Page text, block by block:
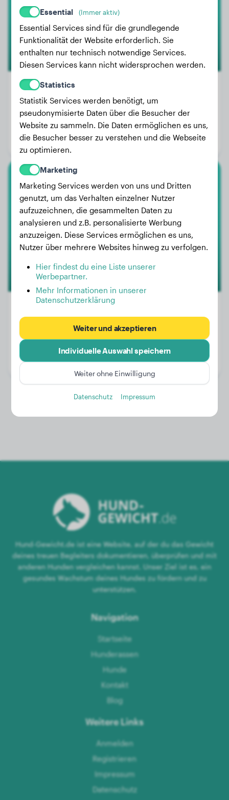
Gewicht:
Alter:
2 Jahre, 3 Monate
Geschlecht:
Rüde
Cavalier King Charles Spaniel
Zero
2 Jahre, 11 Monate
Geschlecht:
Rüde
Hund-Gewicht.de ist eine Website, auf der du das Gewicht
deines treuen Begleiters dokumentieren, überprüfen und mit
anderen Hunden vergleichen kannst. Unser Ziel ist es, ein
gesundes Wachstum deines Hundes zu fördern und zu
unterstützen.
Navigation
Startseite
Hunderassen
Hunde
Kontakt
Blog
Weitere Links
Anmelden
Registrieren
Impressum
Datenschutz
Essential (Immer aktiv)
Essential Services sind für die grundlegende
Funktionalität der Website erforderlich. Sie
enthalten nur technisch notwendige Services.
Diesen Services kann nicht widersprochen werden.
Statistics
Statistik Services werden benötigt, um
pseudonymisierte Daten über die Besucher der
Website zu sammeln. Die Daten ermöglichen es uns,
die Besucher besser zu verstehen und die Webseite
zu optimieren.
Marketing
Marketing Services werden von uns und Dritten
genutzt, um das Verhalten einzelner Nutzer
aufzuzeichnen, die gesammelten Daten zu
analysieren und z.B. personalisierte Werbung
anzuzeigen. Diese Services ermöglichen es uns,
Nutzer über mehrere Websites hinweg zu verfolgen.
Hier findest du eine Liste unserer
Werbepartner.
Mehr Informationen in unserer
Datenschutzerklärung
Weiter und akzeptieren
Individuelle Auswahl speichern
Weiter ohne Einwilligung
Datenschutz Impressum